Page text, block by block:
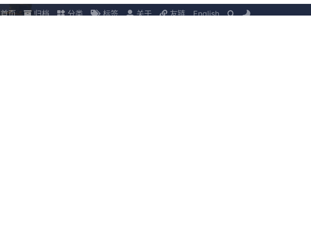
首页 归档 分类 标签 关于 友链 English